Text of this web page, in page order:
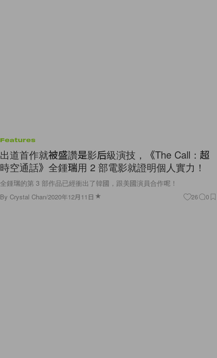
Features
出道首作就被盛讚是影后級演技，《The Call：超
時空通話》全鍾瑞用 2 部電影就證明個人實力！
全鍾瑞的第 3 部作品已經衝出了韓國，跟美國演員合作呢！
By Crystal Chan/2020年12月11日 26 0